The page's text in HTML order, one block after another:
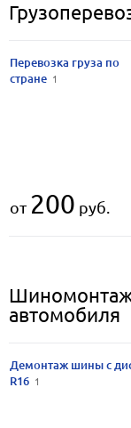
Перевозка груза по
стране 1
от 200 руб.
автомобиля
Демонтаж шины с
R16 1